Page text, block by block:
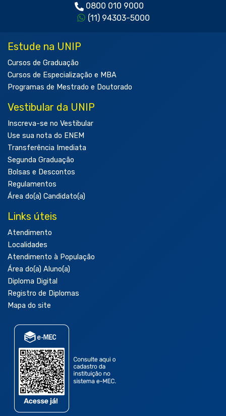
0800 010 9000
(11) 94303-5000
Estude na UNIP
Cursos de Graduação
Cursos de Especialização e MBA
Programas de Mestrado e Doutorado
Vestibular da UNIP
Inscreva-se no Vestibular
Use sua nota do ENEM
Transferência Imediata
Segunda Graduação
Bolsas e Descontos
Regulamentos
Área do(a) Candidato(a)
Links úteis
Atendimento
Localidades
Atendimento à População
Área do(a) Aluno(a)
Diploma Digital
Registro de Diplomas
Mapa do site